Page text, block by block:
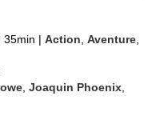
35min | Action ,Aventure
,Joaquin Phoenix